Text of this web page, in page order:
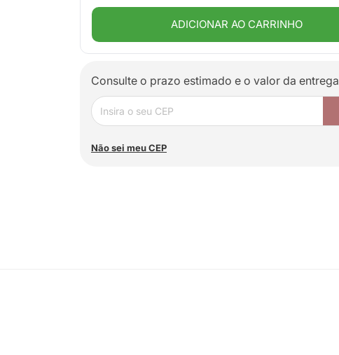
ADICIONAR AO CARRINHO
Consulte o prazo estimado e o valor da entrega
Não sei meu CEP